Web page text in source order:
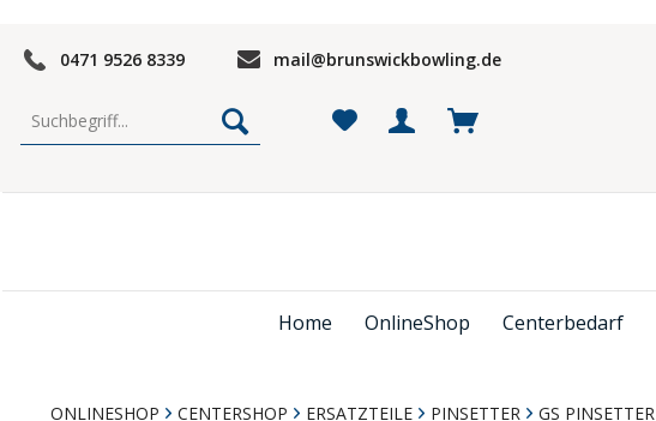
0471 9526 8339 mail@brunswickbowling.de
Home OnlineShop Centerbedarf
ONLINESHOP CENTERSHOP ERSATZTEILE PINSETTER GS PINSETTER